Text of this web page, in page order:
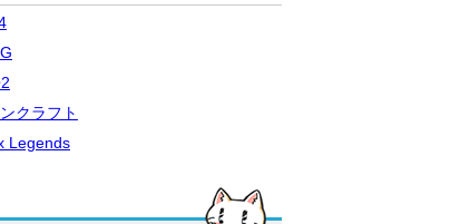
クラフト
Legends